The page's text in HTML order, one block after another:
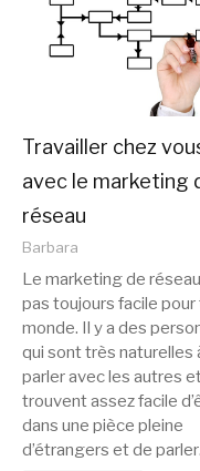
Travailler chez
avec le marketing
réseau
Barbara
Le marketing de
pas toujours facile
monde. Il y a des
qui sont très naturelles
parler avec les autres
trouvent assez facile
dans une pièce pleine
d’étrangers et de